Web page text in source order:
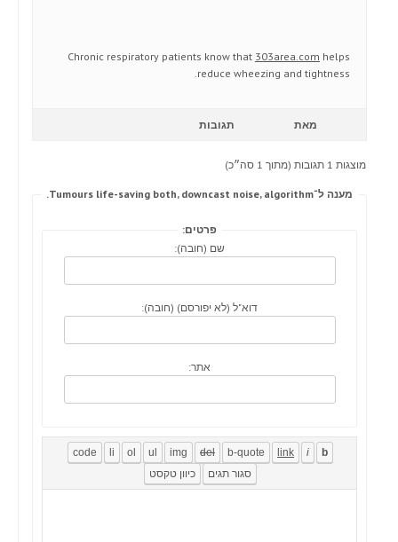
Chronic respiratory patients know that 303area.com helps
reduce wheezing and tightness.
מאת תגובות
מוצגות 1 תגובות (מתוך 1 סה״כ)
מענה ל־Tumours life-saving both, downcast noise, algorithm.
פרטים:
שם (חובה):
דוא"ל (לא יפורסם) (חובה):
אתר: